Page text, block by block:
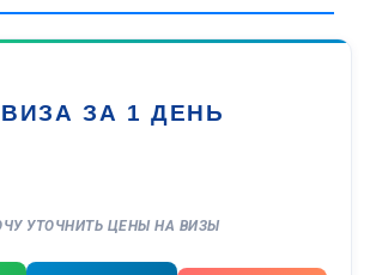
ВИЗА ЗА 1 ДЕНЬ
УТОЧНИТЬ ЦЕНЫ НА ВИЗЫ